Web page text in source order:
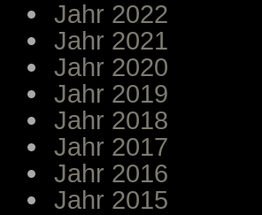
Jahr 2022
Jahr 2021
Jahr 2020
Jahr 2019
Jahr 2018
Jahr 2017
Jahr 2016
Jahr 2015